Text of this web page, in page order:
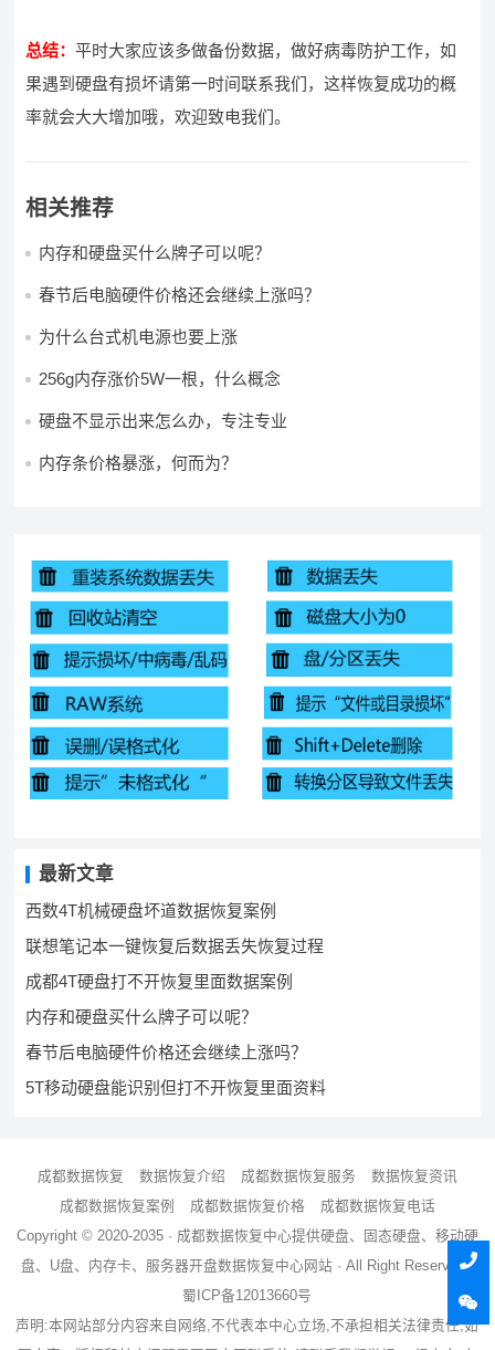
总结：平时大家应该多做备份数据，做好病毒防护工作，如
果遇到硬盘有损坏请第一时间联系我们，这样恢复成功的概
率就会大大增加哦，欢迎致电我们。
相关推荐
内存和硬盘买什么牌子可以呢？
春节后电脑硬件价格还会继续上涨吗？
为什么台式机电源也要上涨
256g内存涨价5W一根，什么概念
硬盘不显示出来怎么办，专注专业
内存条价格暴涨，何而为？
最新文章
西数4T机械硬盘坏道数据恢复案例
联想笔记本一键恢复后数据丢失恢复过程
成都4T硬盘打不开恢复里面数据案例
内存和硬盘买什么牌子可以呢？
春节后电脑硬件价格还会继续上涨吗？
5T移动硬盘能识别但打不开恢复里面资料
成都数据恢复 数据恢复介绍 成都数据恢复服务
数据恢复资讯
成都数据恢复案例
成都数据恢复价格
成都数据恢复电话
Copyright © 2020-2035 · 成都数据恢复中心提供硬盘、固态硬盘、移动硬
盘、U盘、内存卡、服务器开盘数据恢复中心网站 · All Right Reserved ·
蜀ICP备12013660号
声明:本网站部分内容来自网络,不代表本中心立场,不承担相关法律责任,如